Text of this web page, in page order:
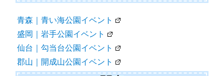
青森｜青い海公園イベント
盛岡｜岩手公園イベント
仙台｜勾当台公園イベント
郡山｜開成山公園イベント